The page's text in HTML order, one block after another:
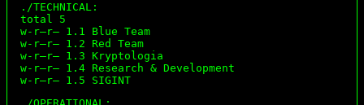
./TECHNICAL:
total 5
w-r–r– 1.1 Blue Team
w-r–r– 1.2 Red Team
w-r–r– 1.3 Kryptologia
w-r–r– 1.4 Research & Development
w-r–r– 1.5 SIGINT